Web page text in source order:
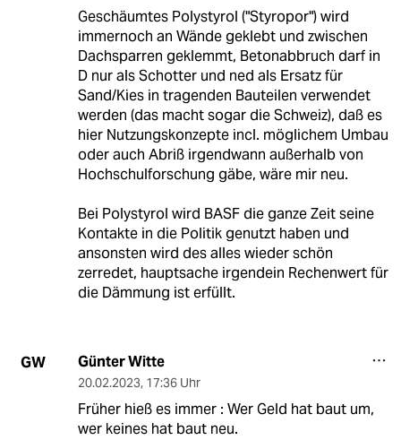
Geschäumtes Polystyrol ("Styropor") wird
immernoch an Wände geklebt und zwischen
Dachsparren geklemmt, Betonabbruch darf in
D nur als Schotter und ned als Ersatz für
Sand/Kies in tragenden Bauteilen verwendet
werden (das macht sogar die Schweiz), daß es
hier Nutzungskonzepte incl. möglichem Umbau
oder auch Abriß irgendwann außerhalb von
Hochschulforschung gäbe, wäre mir neu.
Bei Polystyrol wird BASF die ganze Zeit seine
Kontakte in die Politik genutzt haben und
ansonsten wird des alles wieder schön
zerredet, hauptsache irgendein Rechenwert für
die Dämmung ist erfüllt.
GW Günter Witte
20.02.2023, 17:36 Uhr
Früher hieß es immer : Wer Geld hat baut um,
wer keines hat baut neu.